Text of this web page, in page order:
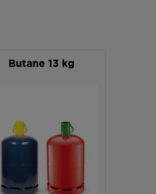
Butane 13 kg